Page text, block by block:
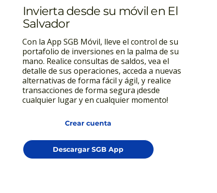
Invierta desde su móvil en El
Salvador
Con la App SGB Móvil, lleve el control de su
portafolio de inversiones en la palma de su
mano. Realice consultas de saldos, vea el
detalle de sus operaciones, acceda a nuevas
alternativas de forma fácil y ágil, y realice
transacciones de forma segura ¡desde
cualquier lugar y en cualquier momento!
Crear cuenta
Descargar SGB App